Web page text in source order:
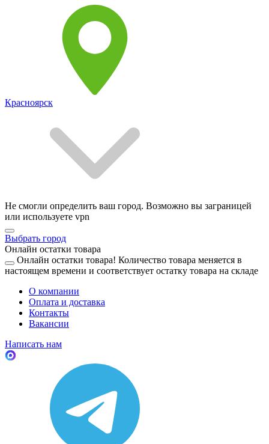
Красноярск
Не смогли определить ваш город. Возможно вы заграницей
или используете vpn
Выбрать город
Онлайн остатки товара
Онлайн остатки товара! Количество товара меняется в
настоящем времени и соответствует остатку товара на складе
О компании
Оплата и доставка
Контакты
Вакансии
Написать нам